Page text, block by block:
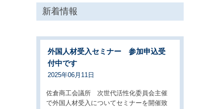
新着情報
外国人材受入セミナー 参加申込受
付中です
2025年06月11日
佐倉商工会議所 次世代活性化委員会主催
で外国人材受入についてセミナーを開催致